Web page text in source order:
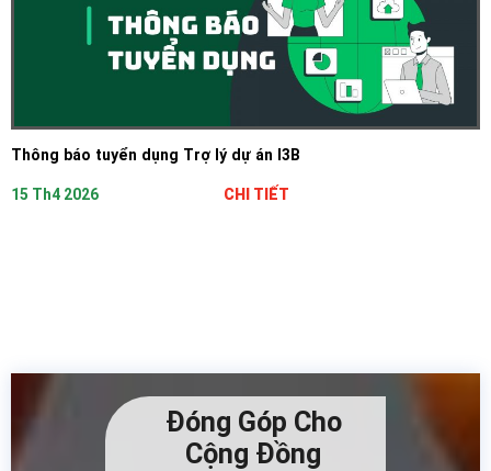
Thông báo tuyển dụng Trợ lý dự án I3B
15 Th4 2026 CHI TIẾT
Đóng Góp Cho
Cộng Đồng